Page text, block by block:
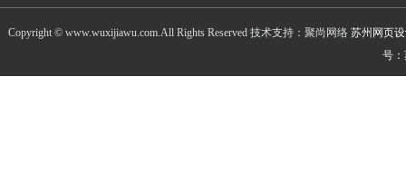
Copyright © www.wuxijiawu.com.All Rights Reserved 技术支持：聚尚网络 苏州网页
号：